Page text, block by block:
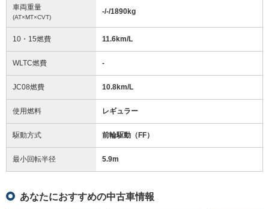
車両重量
(AT×MT×CVT)
-/-/1890kg
10・15燃費 11.6km/L
WLTC燃費 -
JC08燃費 10.8km/L
使用燃料 レギュラー
駆動方式 前輪駆動（FF）
最小回転半径 5.9m
あなたにおすすめの中古車情報